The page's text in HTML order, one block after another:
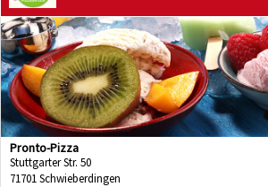
Pronto-Pizza
Stuttgarter Str. 50
71701 Schwieberdingen